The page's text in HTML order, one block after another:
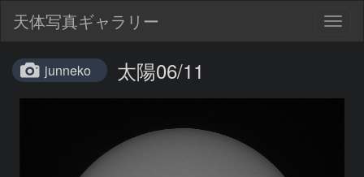
天体写真ギャラリー
junneko 太陽06/11